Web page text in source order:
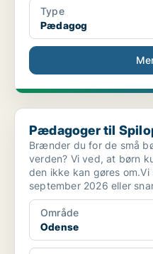
Type
Pædagog
Pædagoger til Spiloppen
Pædagoger til
Brænder du for de små
verden? Vi ved, at børn
den ikke kan gøres
september 2026 eller
Område
Odense